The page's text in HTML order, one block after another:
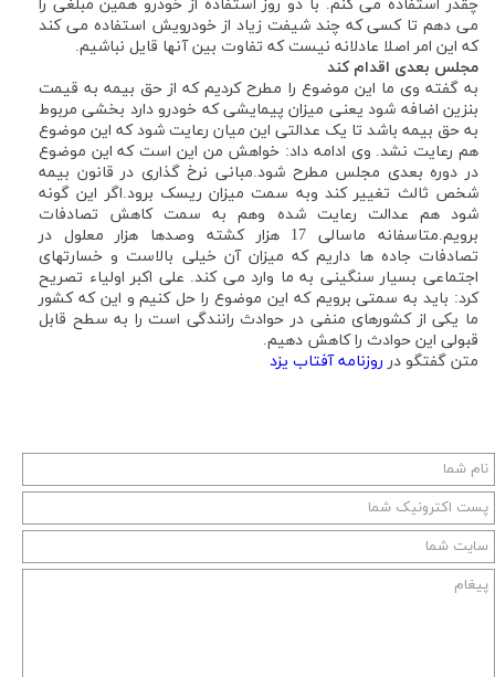
چقدر استفاده می کنم. با دو روز استفاده از خودرو همین مبلغی را
می دهم تا کسی که چند شیفت زیاد از خودرویش استفاده می کند
که این امر اصلا عادلانه نیست که تفاوت بین آنها قایل نباشیم.
مجلس بعدی اقدام کند
به گفته وی ما این موضوع را مطرح کردیم که از حق بیمه به قیمت
بنزین اضافه شود یعنی میزان پیمایشی که خودرو دارد بخشی مربوط
به حق بیمه باشد تا یک عدالتی این میان رعایت شود که این موضوع
هم رعایت نشد. وی ادامه داد: خواهش من این است که این موضوع
در دوره بعدی مجلس مطرح شود.مبانی نرخ گذاری در قانون بیمه
شخص ثالث تغییر کند وبه سمت میزان ریسک برود.اگر این گونه
شود هم عدالت رعایت شده وهم به سمت کاهش تصادفات
برویم.متاسفانه ماسالی 17 هزار کشته وصدها هزار معلول در
تصادفات جاده ها داریم که میزان آن خیلی بالاست و خسارتهای
اجتماعی بسیار سنگینی به ما وارد می کند. علی اکبر اولیاء تصریح
کرد: باید به سمتی برویم که این موضوع را حل کنیم و این که کشور
ما یکی از کشورهای منفی در حوادث رانندگی است را به سطح قابل
قبولی این حوادث را کاهش دهیم.
متن گفتگو در روزنامه آفتاب يزد